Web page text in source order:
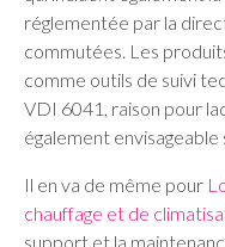
réglementée par la
commutées. Les
comme outils de suivi
VDI 6041, raison pour
également
Il en va de même pour
chauffage et de
support et la